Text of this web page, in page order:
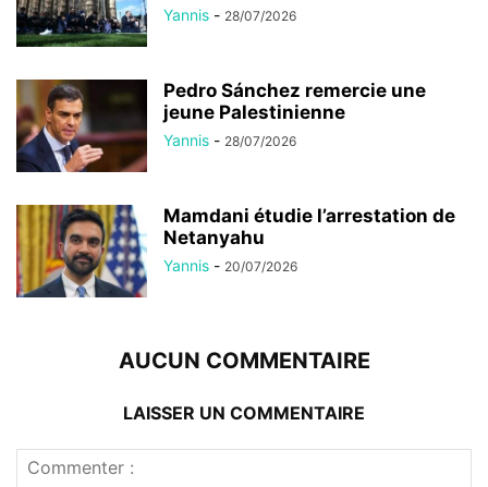
Yannis - 28/07/2026
Pedro Sánchez remercie une
jeune Palestinienne
Yannis - 28/07/2026
Mamdani étudie l’arrestation de
Netanyahu
Yannis - 20/07/2026
AUCUN COMMENTAIRE
LAISSER UN COMMENTAIRE